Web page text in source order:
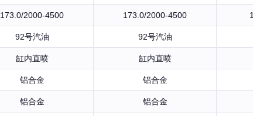
173.0/2000-4500 173.0/2000-4500
92号汽油 92号汽油
缸内直喷 缸内直喷
铝合金 铝合金
铝合金 铝合金